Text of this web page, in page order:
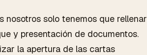
nosotros solo tenemos que rellenar
y presentación de documentos.
la apertura de las cartas